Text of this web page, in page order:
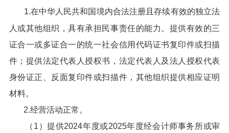
1.在中华人民共和国境内合法注册且存续有效的独立法
人或其他组织，具有承担民事责任的能力。提供有效的三
证合一或多证合一的统一社会信用代码证书复印件或扫描
件；提供法定代表人授权书，法定代表人及法人授权代表
身份证正、反面复印件或扫描件，其他组织提供相应证明
材料。
2.经营活动正常。
（1）提供2024年度或2025年度经会计师事务所或审